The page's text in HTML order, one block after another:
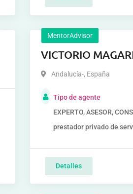
MentorAdvisor
VICTORIO
Andalucía-, España
Tipo de agente
EXPERTO, ASESOR,
prestador privado de
Detalles